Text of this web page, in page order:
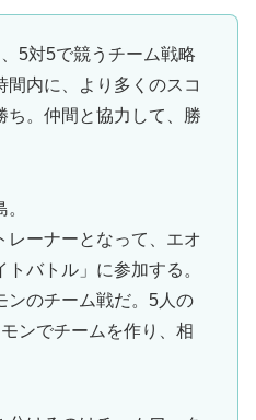
5対5で競うチーム戦略
内に、より多くのスコ
ち。仲間と協力して、勝
レーナーとなって、エオ
バトル」に参加する。
ンのチーム戦だ。5人の
ンでチームを作り、相